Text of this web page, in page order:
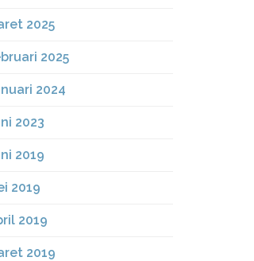
2025
2025
2024
2023
2019
2019
2019
2019